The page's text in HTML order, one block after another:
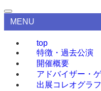
MENU
top
特徴・過去公演
開催概要
アドバイザー・
出展コレオグラ